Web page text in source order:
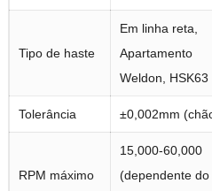
Tipo de haste
Em linha reta,
Apartamento
Weldon, HSK63
Tolerância ±0,002mm
RPM máximo
15,000-60,000
(dependente do